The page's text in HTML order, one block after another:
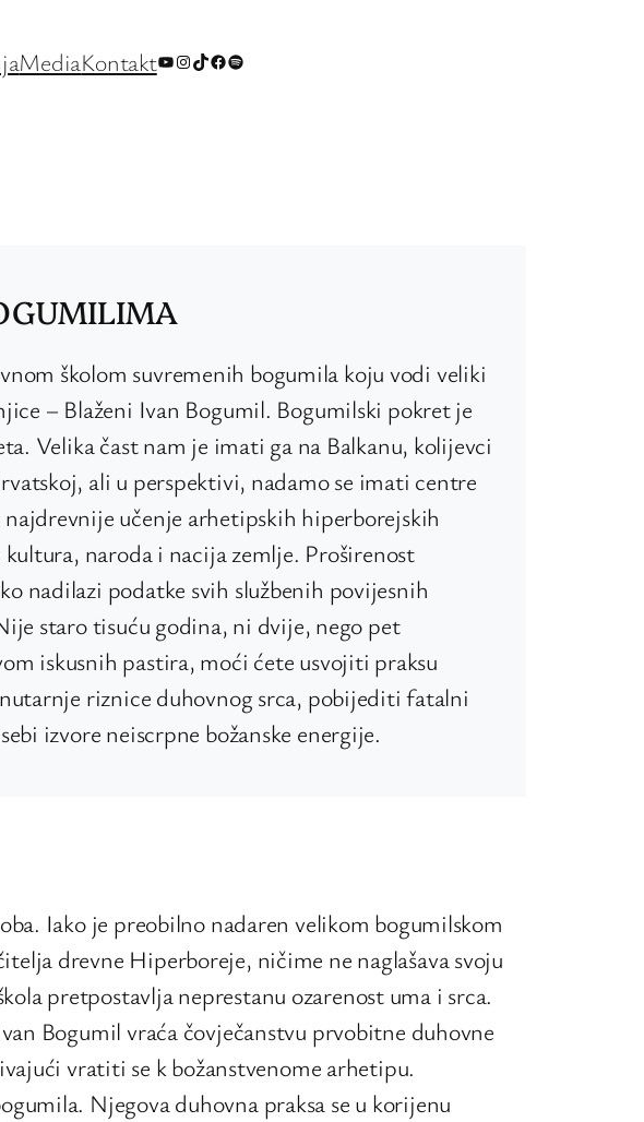
MediaKontaktYouTube
Instagram
TikTok
Facebook
Spotify
školom suvremenih bogumila koju vodi veliki
– Blaženi Ivan Bogumil. Bogumilski pokret je
Velika čast nam je imati ga na Balkanu, kolijevci
ali u perspektivi, nadamo se imati centre
učenje arhetipskih hiperborejskih
naroda i nacija zemlje. Proširenost
nadilazi podatke svih službenih povijesnih
staro tisuću godina, ni dvije, nego pet
iskusnih pastira, moći ćete usvojiti praksu
riznice duhovnog srca, pobijediti fatalni
izvore neiscrpne božanske energije.
Iako je preobilno nadaren velikom bogumilskom
drevne Hiperboreje, ničime ne naglašava svoju
pretpostavlja neprestanu ozarenost uma i srca.
Bogumil vraća čovječanstvu prvobitne duhovne
vratiti se k božanstvenome arhetipu.
Njegova duhovna praksa se u korijenu